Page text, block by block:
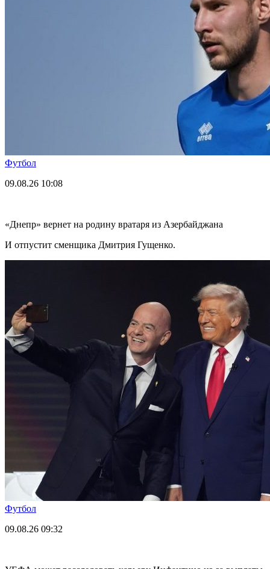
Футбол
09.08.26 10:08
«Днепр» вернет на родину вратаря из Азербайджана
И отпустит сменщика Дмитрия Гущенко.
Футбол
09.08.26 09:32